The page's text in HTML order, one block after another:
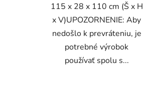
115 x 28 x 110 cm (Š x H
x V)UPOZORNENIE: Aby
nedošlo k prevráteniu, je
potrebné výrobok
používať spolu s...